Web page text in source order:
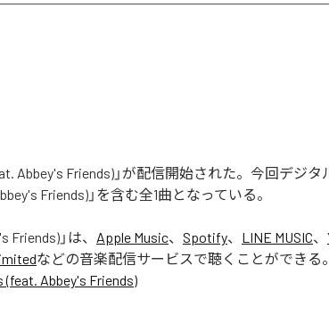
Abbey's Friends)」が配信開始された。今回デジ
Friends)」を含む全1曲となっている。
Friends) 」は、 Apple Music、 Spotify、 LINE MUSIC、
などの音楽配信サービスで聴くことができる。
(feat. Abbey's Friends)